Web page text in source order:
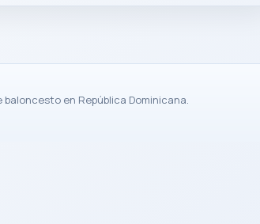
en República Dominicana.